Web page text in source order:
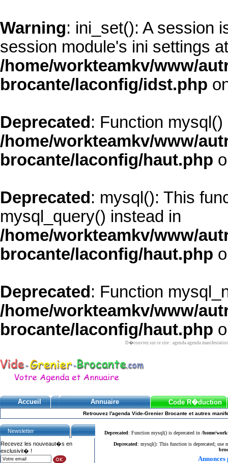
Warning: ini_set(): A session
session module's ini settings
/home/workteamkv/www/
brocante/laconfig/idst.php
Deprecated : Function
/home/workteamkv/www/
brocante/laconfig/haut.php
Deprecated : mysql(): This
mysql_query() instead in
/home/workteamkv/www/
brocante/laconfig/haut.php
Deprecated : Function
/home/workteamkv/www/
brocante/laconfig/haut.php
D�couvrez sur ce site : agenda agenda
Accueil Annuaire Code R�duction
Retrouvez l'agenda Vide-Grenier Brocante et autres
Deprecated: Function mysql() is deprecated in /home/
Deprecated: mysql(): This function is deprecated; use
Newsletter
Recevez les nouveaut�s en
exclusivit� !